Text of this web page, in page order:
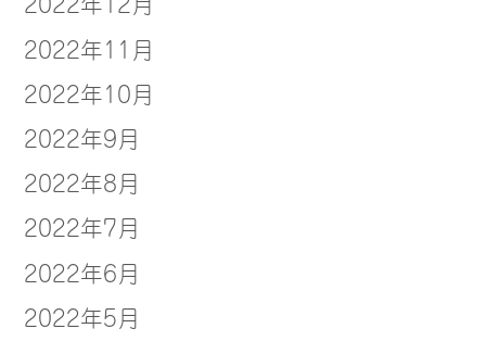
2022年11月
2022年10月
2022年9月
2022年8月
2022年7月
2022年6月
2022年5月